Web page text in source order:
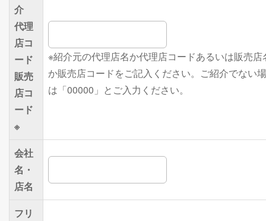
介
代理
店コ
ード
販売
店コ
ード
※
※紹介元の代理店名か代理店コードあるいは販売店
か販売店コードをご記入ください。ご紹介でない
は「00000」とご入力ください。
会社
名・
店名
フリ